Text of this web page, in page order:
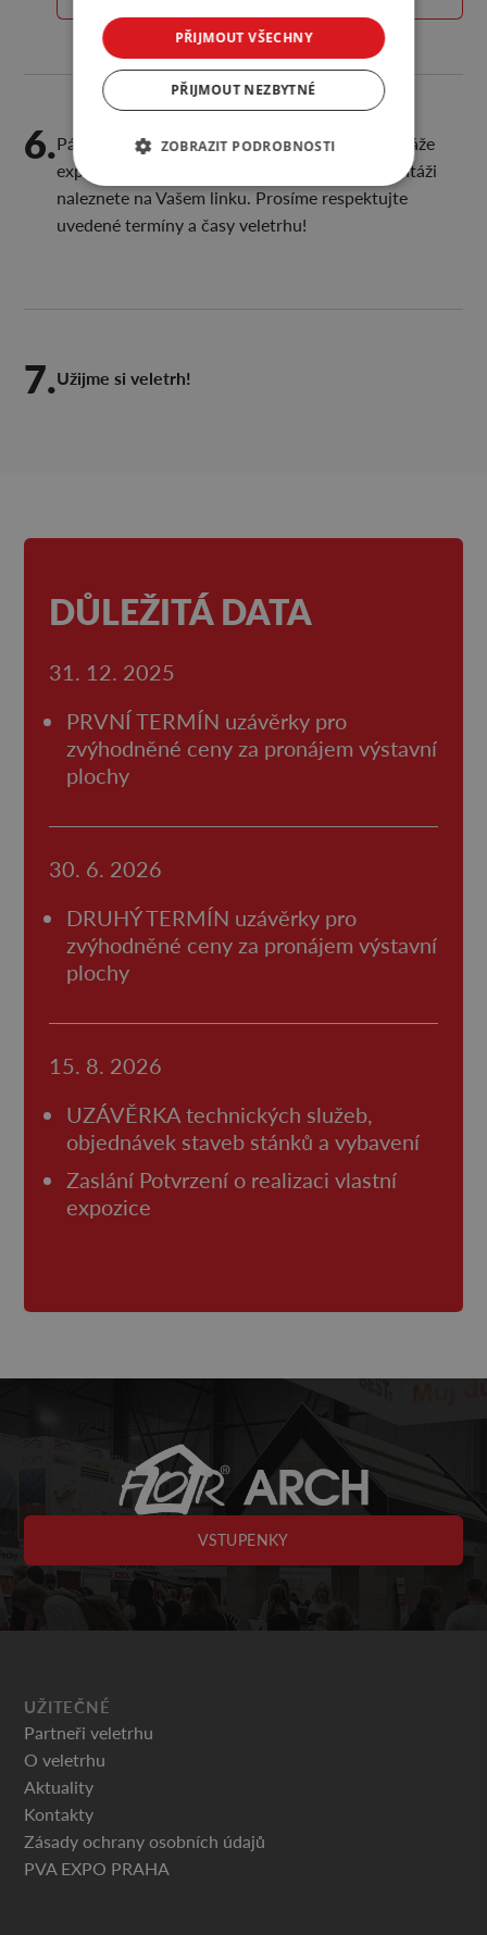
6.Pár dní před začátkem veletrhu probíhají montáže
expozic. Informace a pokyny k montáži/demontáži
naleznete na Vašem linku. Prosíme respektujte
uvedené termíny a časy veletrhu!
7.Užijme si veletrh!
DŮLEŽITÁ DATA
31. 12. 2025
PRVNÍ TERMÍN uzávěrky pro
zvýhodněné ceny za pronájem výstavní
plochy
30. 6. 2026
DRUHÝ TERMÍN uzávěrky pro
zvýhodněné ceny za pronájem výstavní
plochy
15. 8. 2026
UZÁVĚRKA technických služeb,
objednávek staveb stánků a vybavení
Zaslání Potvrzení o realizaci vlastní
expozice
VSTUPENKY
UŽITEČNÉ
Partneři veletrhu
O veletrhu
Aktuality
Kontakty
Zásady ochrany osobních údajů
PVA EXPO PRAHA
PŘIJMOUT VŠECHNY
PŘIJMOUT NEZBYTNÉ
ZOBRAZIT PODROBNOSTI